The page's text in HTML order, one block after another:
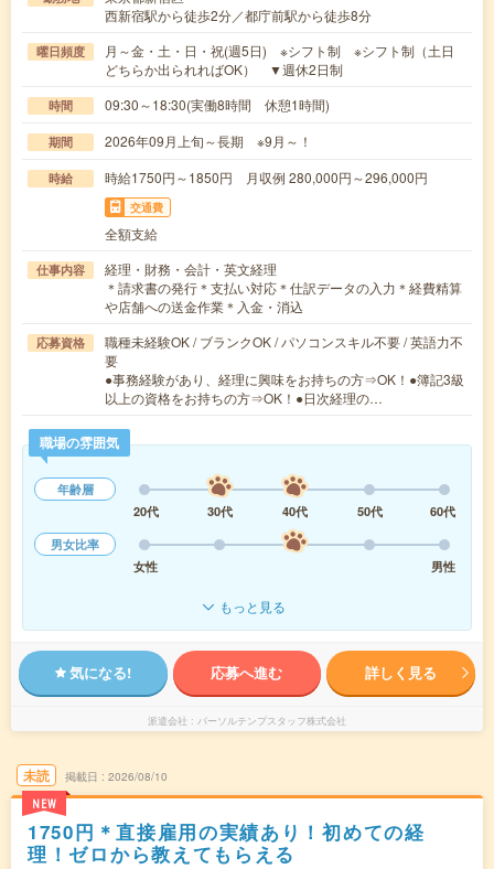
西新宿駅から徒歩2分／都庁前駅から徒歩8分
曜日頻度
月～金・土・日・祝(週5日) ※シフト制 ※シフト制（土日
どちらか出られればOK） ▼週休2日制
時間 09:30～18:30(実働8時間 休憩1時間)
期間 2026年09月上旬～長期 ※9月～！
時給 時給1750円～1850円 月収例 280,000円～296,000円
交通費
全額支給
仕事内容
経理・財務・会計・英文経理
＊請求書の発行＊支払い対応＊仕訳データの入力＊経費精算
や店舗への送金作業＊入金・消込
応募資格
職種未経験OK / ブランクOK / パソコンスキル不要 / 英語力不
要
●事務経験があり、経理に興味をお持ちの方⇒OK！●簿記3級
以上の資格をお持ちの方⇒OK！●日次経理の…
職場の雰囲気
年齢層
20代
30代 40代 50代
60代
男女比率
女性
男性
もっと見る
気になる! 応募へ進む 詳しく見る
派遣会社 パーソルテンプスタッフ株式会社
未読
NEW
掲載日 2026/08/10
1750円＊直接雇用の実績あり！初めての経
理！ゼロから教えてもらえる